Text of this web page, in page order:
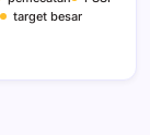
target besar